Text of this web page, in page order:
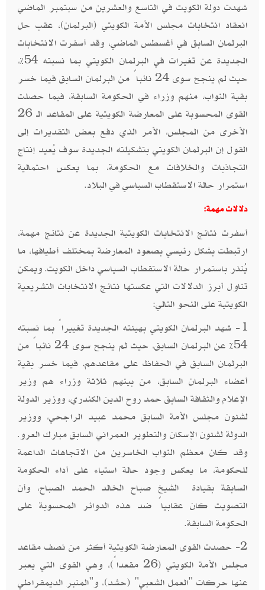
شهدت دولة الكويت في التاسع والعشرين من سبتمبر الماضي
انعقاد انتخابات مجلس الأمة الكويتي (البرلمان)، عقب حل
البرلمان السابق في أغسطس الماضي، وقد أسفرت الانتخابات
الجديدة عن تغيرات في البرلمان الكويتي بما نسبته 54%،
حيث لم ينجح سوى 24 نائباً من البرلمان السابق فيما خسر
بقية النواب، منهم وزراء في الحكومة السابقة، فيما حصلت
القوى المحسوبة على المعارضة الكويتية على المقاعد الـ 26
الأخرى من المجلس، الأمر الذي دفع بعض التقديرات إلى
القول إن البرلمان الكويتي بتشكيلته الجديدة سوف يُعيد إنتاج
التجاذبات والخلافات مع الحكومة، بما يعكس احتمالية
استمرار حالة الاستقطاب السياسي في البلاد.
دلالات مهمة:
أسفرت نتائج الانتخابات الكويتية الجديدة عن نتائج مهمة،
ارتبطت بشكل رئيسي بصعود المعارضة بمختلف أطيافها، ما
يُنذر باستمرار حالة الاستقطاب السياسي داخل الكويت. ويمكن
تناول أبرز الدلالات التي عكستها نتائج الانتخابات التشريعية
الكويتية على النحو التالي:
1- شهد البرلمان الكويتي بهيئته الجديدة تغييراً بما نسبته
54% عن البرلمان السابق، حيث لم ينجح سوى 24 نائباً من
البرلمان السابق في الحفاظ على مقاعدهم، فيما خسر بقية
أعضاء البرلمان السابق، من بينهم ثلاثة وزراء هم وزير
الإعلام والثقافة السابق حمد روح الدين الكندري، ووزير الدولة
لشئون مجلس الأمة السابق محمد عبيد الراجحي، ووزير
الدولة لشئون الإسكان والتطوير العمراني السابق مبارك العرو.
وقد كان معظم النواب الخاسرين من الاتجاهات الداعمة
للحكومة، ما يعكس وجود حالة استياء على أداء الحكومة
السابقة بقيادة الشيخ صباح الخالد الحمد الصباح، وأن
التصويت كان عقابياً ضد هذه الدوائر المحسوبة على
الحكومة السابقة.
2- حصدت القوى المعارضة الكويتية أكثر من نصف مقاعد
مجلس الأمة الكويتي (26 مقعداً)، وهي القوى التي يعبر
عنها حركات "العمل الشعبي" (حشد)، و"المنبر الديمقراطي